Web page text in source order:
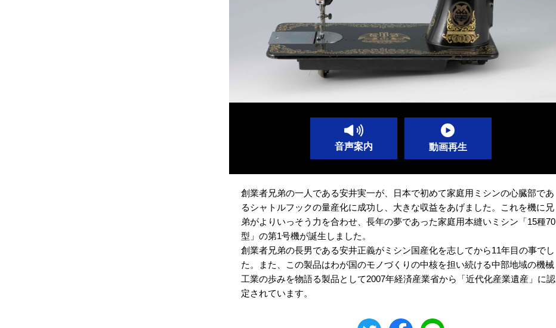
音声案内 動画再生
創業者兄弟の一人である安井実一が、日本で初めて家庭用ミシンの心臓部であ
るシャトルフックの量産化に成功し、大きな収益をあげました。これを機に兄
弟がよりいっそう力を合わせ、長年の夢であった家庭用本縫いミシン「15種70
型」の第1号機が誕生しました。
創業者兄弟の長男である安井正義がミシン国産化を志してから11年目の事でし
た。また、この製品はわが国のモノづくりの中核を担い続ける中部地域の機械
工業の歩みを物語る製品として2007年経済産業省から「近代化産業遺産」に認
定されています。